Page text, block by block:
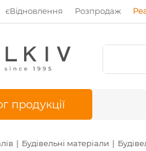
єВідновлення Розпродаж
продукції
Будівельні матеріали